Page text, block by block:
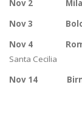
Nov 2
Nov 3
Nov 4
Santa Cecilia
Nov 14